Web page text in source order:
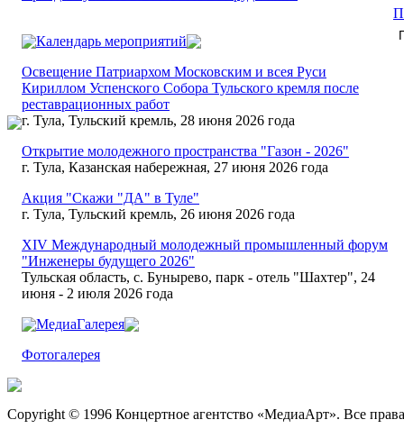
Календарь мероприятий
Освещение Патриархом Московским и всея Руси
Кириллом Успенского Собора Тульского кремля после
реставрационных работ
г. Тула, Тульский кремль, 28 июня 2026 года
Открытие молодежного пространства "Газон - 2026"
г. Тула, Казанская набережная, 27 июня 2026 года
Акция "Скажи "ДА" в Туле"
г. Тула, Тульский кремль, 26 июня 2026 года
XIV Международный молодежный промышленный форум
"Инженеры будущего 2026"
Тульская область, с. Бунырево, парк - отель "Шахтер", 24
июня - 2 июля 2026 года
МедиаГалерея
Фотогалерея
Copyright © 1996 Концертное агентство «МедиаАрт». Все